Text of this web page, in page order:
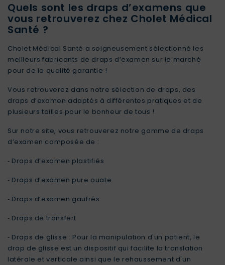
Quels sont les draps d’examens que
vous retrouverez chez Cholet Médical
Santé ?
Cholet Médical Santé a soigneusement sélectionné les
meilleurs fabricants de draps d’examen sur le marché
pour de la qualité garantie !
Vous retrouverez dans notre sélection de draps, des
draps d’examen adaptés à différentes pratiques et de
plusieurs tailles pour le bonheur de tous !
Sur notre site, vous retrouverez notre gamme de draps
d’examen composée de :
⁃ Draps d’examen plastifiés
⁃ Draps d’examen pure ouate
⁃ Draps d’examen gaufrés
⁃ Draps de transfert
⁃ Draps de glisse : Pour la manipulation d'un patient, le
drap de glisse est un dispositif qui facilite la translation
latérale et verticale ainsi que le rehaussement d'un